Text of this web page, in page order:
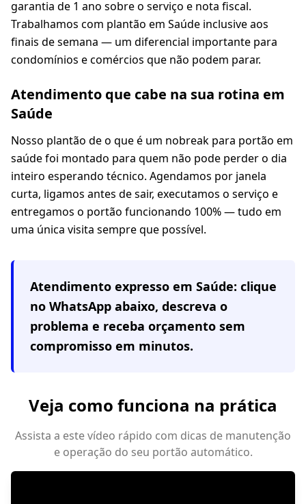
garantia de 1 ano sobre o serviço e nota fiscal.
Trabalhamos com plantão em Saúde inclusive aos
finais de semana — um diferencial importante para
condomínios e comércios que não podem parar.
Atendimento que cabe na sua rotina em
Saúde
Nosso plantão de o que é um nobreak para portão em
saúde foi montado para quem não pode perder o dia
inteiro esperando técnico. Agendamos por janela
curta, ligamos antes de sair, executamos o serviço e
entregamos o portão funcionando 100% — tudo em
uma única visita sempre que possível.
Atendimento expresso em Saúde: clique
no WhatsApp abaixo, descreva o
problema e receba orçamento sem
compromisso em minutos.
Veja como funciona na prática
Assista a este vídeo rápido com dicas de manutenção
e operação do seu portão automático.